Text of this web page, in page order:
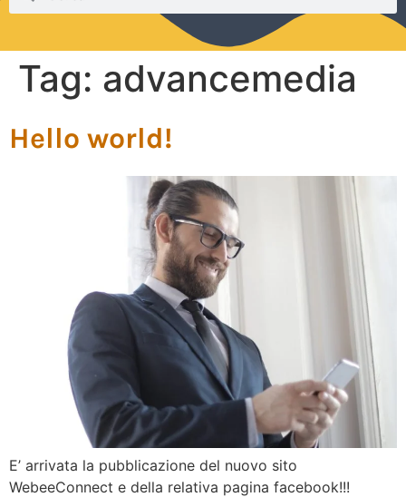
Tag: advancemedia
Hello world!
E’ arrivata la pubblicazione del nuovo sito
WebeeConnect e della relativa pagina facebook!!!